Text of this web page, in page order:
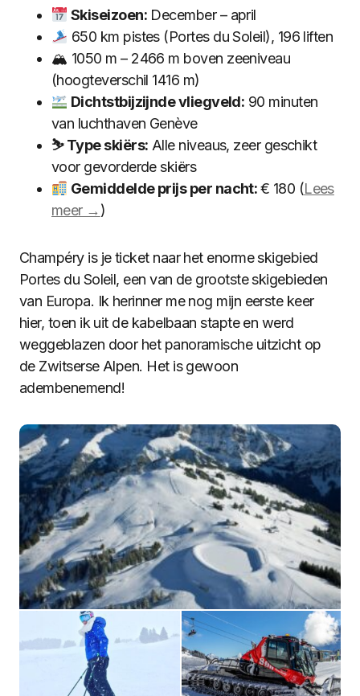
Skiseizoen: December – april
650 km pistes (Portes du Soleil), 196 liften
🏔 1050 m – 2466 m boven zeeniveau
(hoogteverschil 1416 m)
Dichtstbijzijnde vliegveld: 90 minuten
van luchthaven Genève
⛷ Type skiërs: Alle niveaus, zeer geschikt
voor gevorderde skiërs
Gemiddelde prijs per nacht:€ 180 (Lees
meer →)
Champéry is je ticket naar het enorme skigebied
Portes du Soleil, een van de grootste skigebieden
van Europa. Ik herinner me nog mijn eerste keer
hier, toen ik uit de kabelbaan stapte en werd
weggeblazen door het panoramische uitzicht op
de Zwitserse Alpen. Het is gewoon
adembenemend!